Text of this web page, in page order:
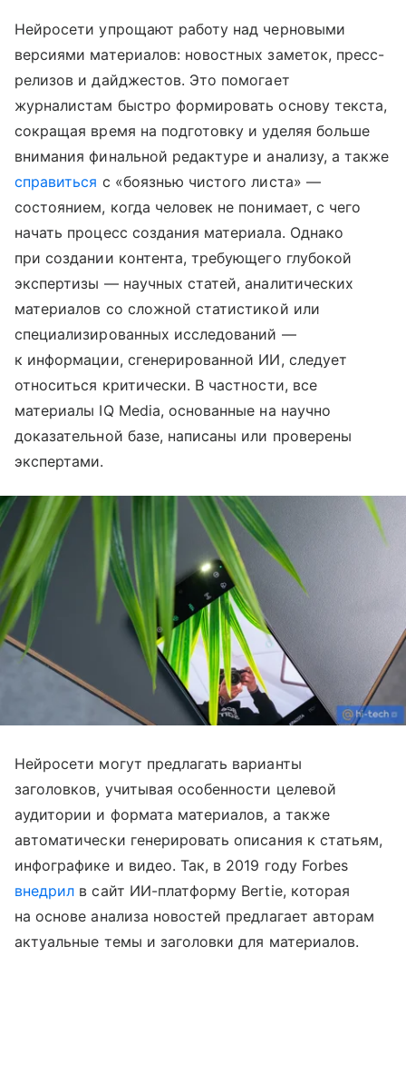
Нейросети упрощают работу над черновыми
версиями материалов: новостных заметок, пресс-
релизов и дайджестов. Это помогает
журналистам быстро формировать основу текста,
сокращая время на подготовку и уделяя больше
внимания финальной редактуре и анализу, а также
справиться с «боязнью чистого листа» —
состоянием, когда человек не понимает, с чего
начать процесс создания материала. Однако
при создании контента, требующего глубокой
экспертизы — научных статей, аналитических
материалов со сложной статистикой или
специализированных исследований —
к информации, сгенерированной ИИ, следует
относиться критически. В частности, все
материалы IQ Media, основанные на научно
доказательной базе, написаны или проверены
экспертами.
Нейросети могут предлагать варианты
заголовков, учитывая особенности целевой
аудитории и формата материалов, а также
автоматически генерировать описания к статьям,
инфографике и видео. Так, в 2019 году Forbes
внедрил в сайт ИИ-платформу Bertie, которая
на основе анализа новостей предлагает авторам
актуальные темы и заголовки для материалов.